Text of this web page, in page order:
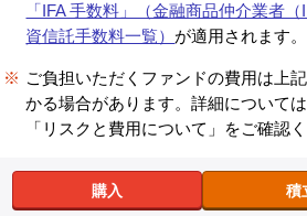
「IFA 手数料」（金融商品仲介業者
資信託手数料一覧） が適用されます。
※ ご負担いただくファンドの費用は上
かる場合があります。詳細について
「リスクと費用について」をご確認
購入 積